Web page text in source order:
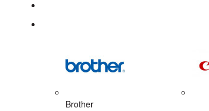
Brother